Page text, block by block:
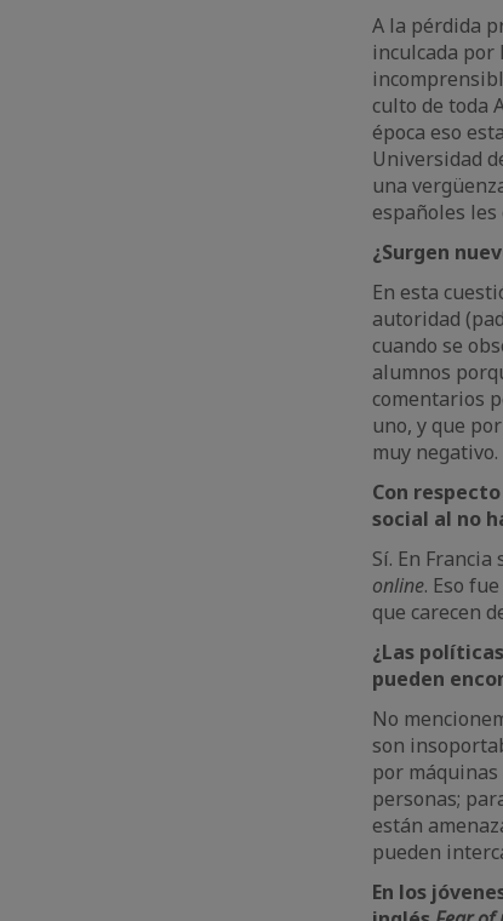
A la pérdida
inculcada por
culto de toda
época eso
Universidad
una
españoles les
¿Surgen
En esta
autoridad
cuando se
alumnos
comentarios
uno, y que
muy negativo.
Con
social al no
Sí. En
online. Eso
que carecen
¿Las
pueden
No
son
por
personas;
están
pueden
En los